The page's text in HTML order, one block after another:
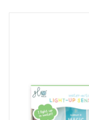
Schoenen en Tassen